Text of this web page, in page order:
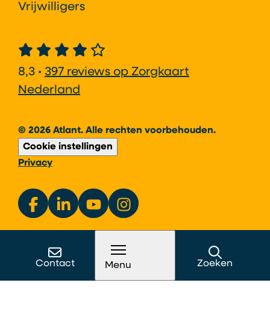
Vrijwilligers
8,3 • 397 reviews op Zorgkaart
Nederland
© 2026 Atlant. Alle rechten voorbehouden.
Cookie instellingen
Privacy
Contact Menu Zoeken